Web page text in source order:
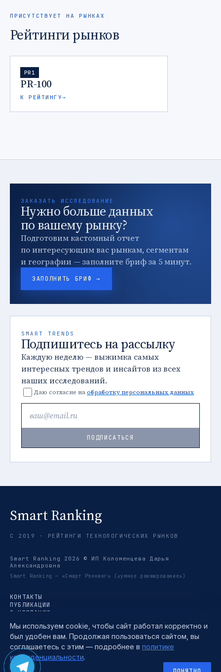
ПРИСУТСТВУЕТ НА РЫНКАХ
Рейтинги рынков
PR1
PR-100
К РЕЙТИНГУ→
ЗАКАЗАТЬ ИССЛЕДОВАНИЕ
Нужно больше данных
по вашему рынку?
Подготовим кастомный отчет
по интересующим вас рынкам, сегментам
и географии — заполните бриф за 5 минут.
ЗАПОЛНИТЬ БРИФ →
SMART TRENDS
Подпишитесь на рассылку
Каждую неделю — выжимка самых
интересных трендов и инсайтов из всех
наших исследований.
Даю согласие наобработку персональных данных
ПОДПИСАТЬСЯ
Smart Ranking
С 2019 · РЕЙТИНГИ ТЕХНОЛОГИЧЕСКИХ РЫНКОВ
Smart Ranking 2026 © ИП Коломенцева Дарья
Александровна
Smart Ranking — «Смарт Рэнкинг» («умное ранжирование»)
КОНТАКТЫ
ПУБЛИКАЦИИ
О КОМПАНИИ
ТРЕНДЫ
МЕТОДИКА
TELEGRAM →
ПОЛИТИКА КОНФИДЕНЦИАЛЬНОСТИ
ПОЛЬЗОВАТЕЛЬСКОЕ СОГЛАШЕНИЕ
СОГЛАСИЕ НА ОБРАБОТКУ ПЕРСОНАЛЬНЫХ ДАННЫХ
Мы используем cookie, чтобы сайт работал корректно и
был удобен вам. Продолжая пользоваться сайтом, вы
соглашаетесь с этим — подробнее в политике
конфиденциальности.